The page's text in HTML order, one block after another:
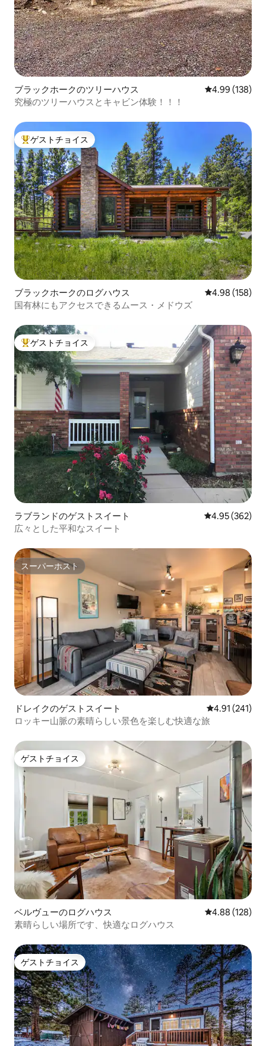
ブラックホークのツリーハウス レビュー138
4.99 (138)
究極のツリーハウスとキャビン体験！！！
大好評のゲストチョイスです。
ゲストチョイス
ブラックホークのログハウス レビュー158
4.98 (158)
国有林にもアクセスできるムース・メドウズ
大好評のゲストチョイスです。
ゲストチョイス
ラブランドのゲストスイート レビュー362
4.95 (362)
広々とした平和なスイート
スーパーホスト
スーパーホスト
ドレイクのゲストスイート レビュー241
4.91 (241)
ロッキー山脈の素晴らしい景色を楽しむ快適な旅
ゲストチョイス
ゲストチョイス
ベルヴューのログハウス レビュー128
4.88 (128)
素晴らしい場所です、快適なログハウス
ゲストチョイス
ゲストチョイス